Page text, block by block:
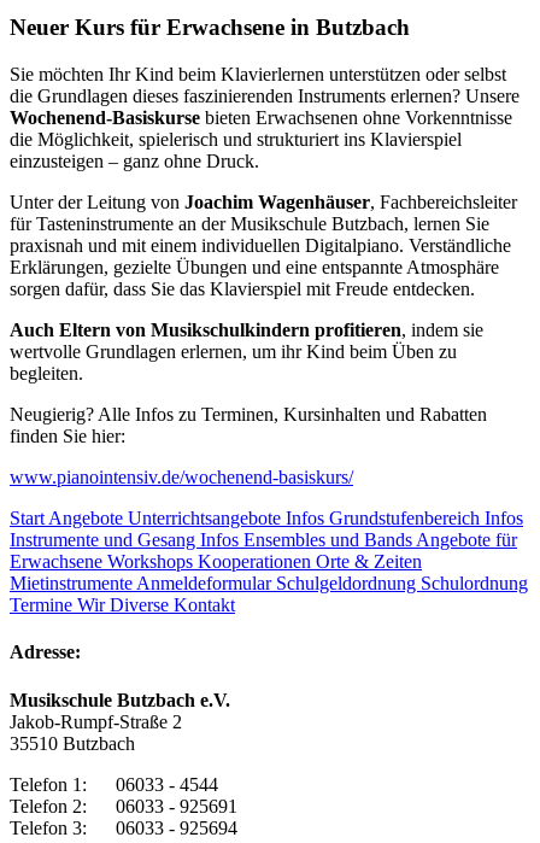
Neuer Kurs für Erwachsene in Butzbach
Sie möchten Ihr Kind beim Klavierlernen unterstützen oder selbst
die Grundlagen dieses faszinierenden Instruments erlernen? Unsere
Wochenend-Basiskurse bieten Erwachsenen ohne Vorkenntnisse
die Möglichkeit, spielerisch und strukturiert ins Klavierspiel
einzusteigen – ganz ohne Druck.
Unter der Leitung von Joachim Wagenhäuser, Fachbereichsleiter
für Tasteninstrumente an der Musikschule Butzbach, lernen Sie
praxisnah und mit einem individuellen Digitalpiano. Verständliche
Erklärungen, gezielte Übungen und eine entspannte Atmosphäre
sorgen dafür, dass Sie das Klavierspiel mit Freude entdecken.
Auch Eltern von Musikschulkindern profitieren, indem sie
wertvolle Grundlagen erlernen, um ihr Kind beim Üben zu
begleiten.
Neugierig? Alle Infos zu Terminen, Kursinhalten und Rabatten
finden Sie hier:
www.pianointensiv.de/wochenend-basiskurs/
Start Angebote Unterrichtsangebote Infos Grundstufenbereich Infos
Instrumente und Gesang Infos Ensembles und Bands Angebote für
Erwachsene Workshops Kooperationen Orte & Zeiten
Mietinstrumente Anmeldeformular Schulgeldordnung Schulordnung
Termine WirDiverse Kontakt
Adresse:
Musikschule Butzbach e.V.
Jakob-Rumpf-Straße 2
35510 Butzbach
Telefon 1: 06033 - 4544
Telefon 2: 06033 - 925691
Telefon 3: 06033 - 925694